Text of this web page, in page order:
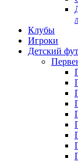
Клубы
Игроки
Детский